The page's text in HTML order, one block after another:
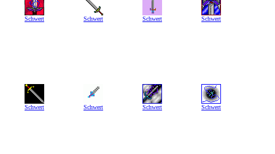
Schwert Schwert Schwert Schwert
Schwert Schwert Schwert Schwert